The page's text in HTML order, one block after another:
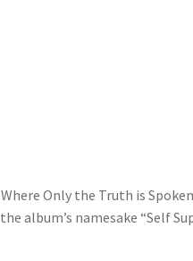
Only the Truth is
album’s namesake “Self